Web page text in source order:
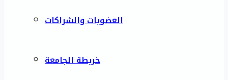
العضويات والشراكات
خريطة الجامعة